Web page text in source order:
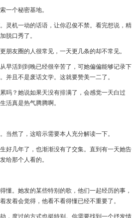
一个秘密基地。
灵机一动的话语，让你忍俊不禁。看完想说，精
脱口秀了。
朋友圈的人很常见，一天更几条的却不常见。
早活到到晚已经很辛苦了，可她偏偏能够记录下
并且不是废话文学。这就要赞美一二了。
吗？她说如果天没有排满了，会感觉一天白过
活真是热气腾腾啊。
当然了，这暗示需要本人充分解读一下。
好几年了，也渐渐没有了交集。直到有一天她告
给那个人看的。
懂。她发的某些特别的歌，他们一起经历的事，
发着会觉得，他看不看得懂已经不重要了。
，度过的方式也挺特别。你需要找到一个抒发情